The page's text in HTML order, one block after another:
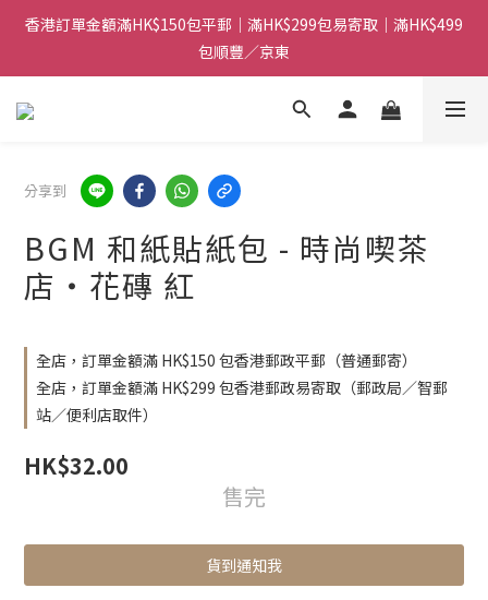
香港訂單金額滿HK$150包平郵｜滿HK$299包易寄取｜滿HK$499
包順豐／京東
香港訂單金額滿HK$150包平郵｜滿HK$299包易寄取｜滿HK$499
包順豐／京東
【網店限定！】指定清貨商品每消費HK$100即享購物金HK$50回
香港訂單金額滿HK$150包平郵｜滿HK$299包易寄取｜滿HK$499
包順豐／京東
分享到
BGM 和紙貼紙包 - 時尚喫茶
店・花磚 紅
全店，訂單金額滿 HK$150 包香港郵政平郵（普通郵寄）
全店，訂單金額滿 HK$299 包香港郵政易寄取（郵政局／智郵
站／便利店取件）
HK$32.00
售完
貨到通知我